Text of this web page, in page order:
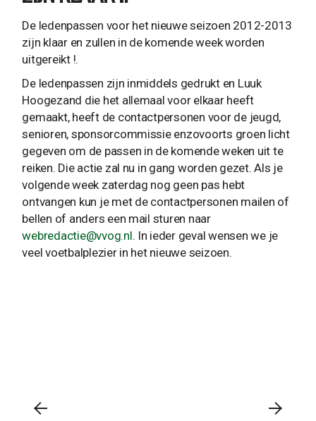
De ledenpassen voor het nieuwe seizoen 2012-2013
zijn klaar en zullen in de komende week worden
uitgereikt !.
De ledenpassen zijn inmiddels gedrukt en Luuk
Hoogezand die het allemaal voor elkaar heeft
gemaakt, heeft de contactpersonen voor de jeugd,
senioren, sponsorcommissie enzovoorts groen licht
gegeven om de passen in de komende weken uit te
reiken. Die actie zal nu in gang worden gezet. Als je
volgende week zaterdag nog geen pas hebt
ontvangen kun je met de contactpersonen mailen of
bellen of anders een mail sturen naar
webredactie@vvog.nl. In ieder geval wensen we je
veel voetbalplezier in het nieuwe seizoen.